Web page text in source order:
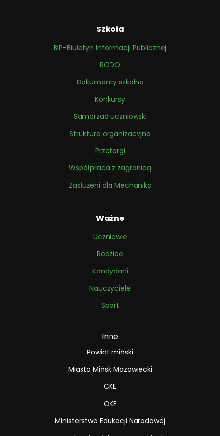
Szkoła
BIP-Biuletyn Informacji Publicznej
RODO
Dokumenty szkolne
Konkursy
Samorzad uczniowski
Struktura organizacyjna
Przetargi
Współpraca z zagranicą
Zasłużeni dla Mechanika
Ważne
Uczniowie
Rodzice
Kandydaci
Nauczyciele
Sport
Inne
Powiat miński
Miasto Mińsk Mazowiecki
CKE
OKE
Ministerstwo Edukacji Narodowej